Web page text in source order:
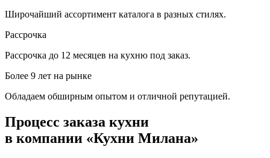
Широчайший ассортимент каталога в разных стилях.
Рассрочка
Рассрочка до 12 месяцев на кухню под заказ.
Более 9 лет на рынке
Обладаем обширным опытом и отличной репутацией.
Процесс заказа кухни
в компании «Кухни Милана»